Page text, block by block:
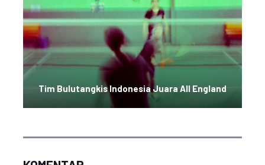
Tim Bulutangkis Indonesia Juara All England